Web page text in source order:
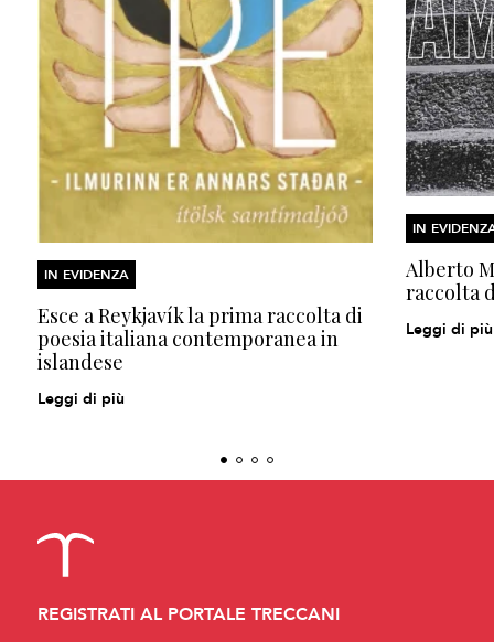
IN EVIDENZA
Esce a Reykjavík la prima raccolta di
poesia italiana contemporanea in
islandese
Leggi di più
IN
Alberto
raccolta
Leggi di più
REGISTRATI AL PORTALE TRECCANI